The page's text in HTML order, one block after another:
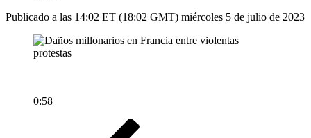
Publicado a las 14:02 ET (18:02 GMT) miércoles 5 de julio de 2023
0:58